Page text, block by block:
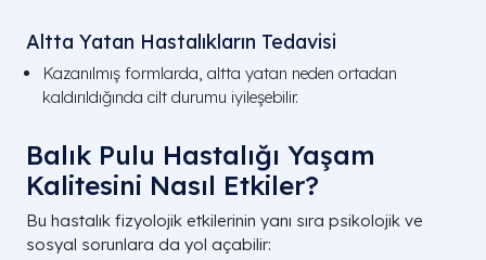
Altta Yatan Hastalıkların Tedavisi
Kazanılmış formlarda, altta yatan neden ortadan
kaldırıldığında cilt durumu iyileşebilir.
Balık Pulu Hastalığı Yaşam
Kalitesini Nasıl Etkiler?
Bu hastalık fizyolojik etkilerinin yanı sıra psikolojik ve
sosyal sorunlara da yol açabilir: